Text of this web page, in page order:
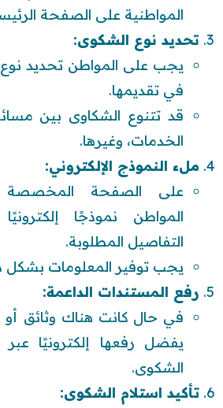
المواطنية على الصفحة
تحديد نوع الشكوى:
يجب على المواطن تحديد
في تقديمها.
قد تتنوع الشكاوى بين
الخدمات، وغيرها.
ملء النموذج الإلكتروني:
على الصفحة المخصصة
المواطن نموذجًا
التفاصيل المطلوبة.
يجب توفير المعلومات بشكل
رفع المستندات الداعمة:
في حال كانت هناك وثائق
يفضل رفعها إلكترونيًا عبر
الشكوى.
تأكيد استلام الشكوى: